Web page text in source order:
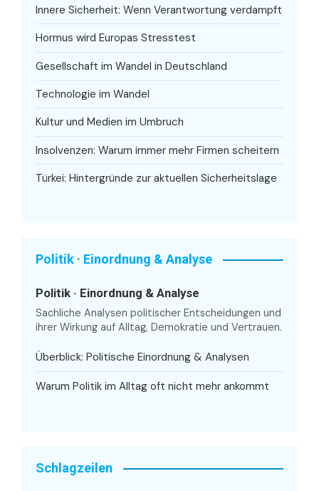
Innere Sicherheit: Wenn Verantwortung verdampft
Hormus wird Europas Stresstest
Gesellschaft im Wandel in Deutschland
Technologie im Wandel
Kultur und Medien im Umbruch
Insolvenzen: Warum immer mehr Firmen scheitern
Türkei: Hintergründe zur aktuellen Sicherheitslage
Politik · Einordnung & Analyse
Politik · Einordnung & Analyse
Sachliche Analysen politischer Entscheidungen und
ihrer Wirkung auf Alltag, Demokratie und Vertrauen.
Überblick: Politische Einordnung & Analysen
Warum Politik im Alltag oft nicht mehr ankommt
Schlagzeilen